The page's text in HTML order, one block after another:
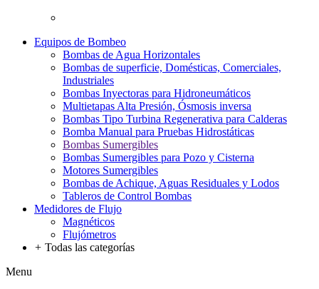
Equipos de Bombeo
Bombas de Agua Horizontales
Bombas de superficie, Domésticas, Comerciales,
Industriales
Bombas Inyectoras para Hidroneumáticos
Multietapas Alta Presión, Ósmosis inversa
Bombas Tipo Turbina Regenerativa para Calderas
Bomba Manual para Pruebas Hidrostáticas
Bombas Sumergibles
Bombas Sumergibles para Pozo y Cisterna
Motores Sumergibles
Bombas de Achique, Aguas Residuales y Lodos
Tableros de Control Bombas
Medidores de Flujo
Magnéticos
Flujómetros
+ Todas las categorías
Menu